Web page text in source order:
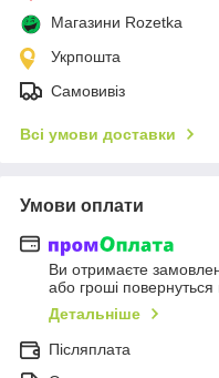
Магазини Rozetka
Укрпошта
Самовивіз
Всі умови доставки
Умови оплати
Ви отримаєте
або гроші
Детальніше
Післяплата